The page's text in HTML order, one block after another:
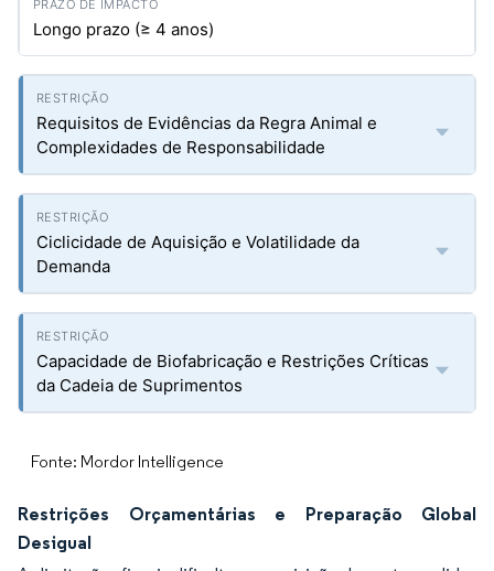
Longo prazo (≥ 4 anos)
Requisitos de Evidências da Regra Animal e
Complexidades de Responsabilidade
Ciclicidade de Aquisição e Volatilidade da
Demanda
Capacidade de Biofabricação e Restrições Críticas
da Cadeia de Suprimentos
Fonte: Mordor Intelligence
Restrições Orçamentárias e Preparação Global
Desigual